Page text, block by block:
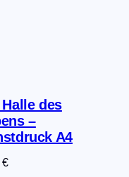
Halle des
–
A4
€